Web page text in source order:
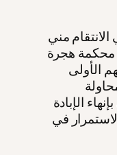
مني
محكمة هجرة
الأولى
الإبادة
في